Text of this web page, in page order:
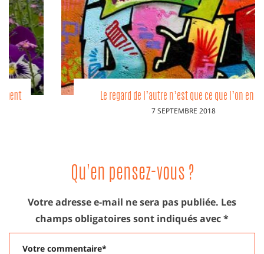
Le regard de l’autre n’est que ce que l’on en fait
7 SEPTEMBRE 2018
Qu'en pensez-vous ?
Votre adresse e-mail ne sera pas publiée. Les
champs obligatoires sont indiqués avec*